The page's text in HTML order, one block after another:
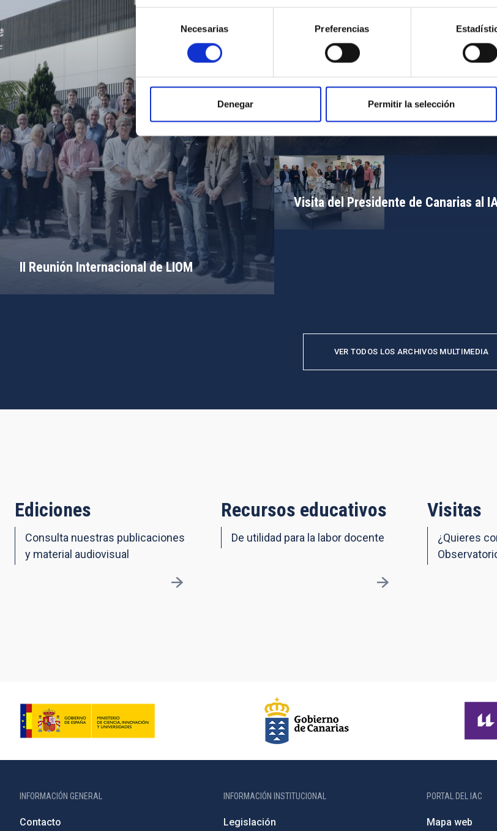
de
consentimiento
Necesarias Preferencias
Denegar Permitir la selección
II Reunión Internacional de LIOM
Visita del Presidente de Canarias al
VER TODOS LOS ARCHIVOS MULTIMEDIA
Ediciones
Consulta nuestras publicaciones
y material audiovisual
Recursos educativos
De utilidad para la labor docente
Visitas
¿Quieres
INFORMACIÓN GENERAL
Contacto
INFORMACIÓN INSTITUCIONAL
Legislación
PORTAL DEL IAC
Mapa web